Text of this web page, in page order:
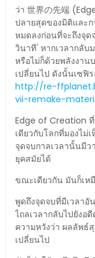
ว่า 世界の先端
ปลายสุดของมิติและก
หมดลงก่อนที่จะถึงจุด
วินาที' หากเวลากลับ
หรือไม่ก็ด้วยพลังงาน
เปลี่ยนไป ดังนั้นเซฟิ
http://re-
vii-remake-
Edge of Creation ที่
เดียวกับโลกที่มองไ
จุดจบกาลเวลานั้นมีว
ยุคสมัยได้
ขณะเดียวกัน มันก็เห
พูดถึงจุดจบที่มีเวลาอั
ไถลเวลากลับไปยังอ
ความหวังว่า ผลลัพธ์
เปลี่ยนไป